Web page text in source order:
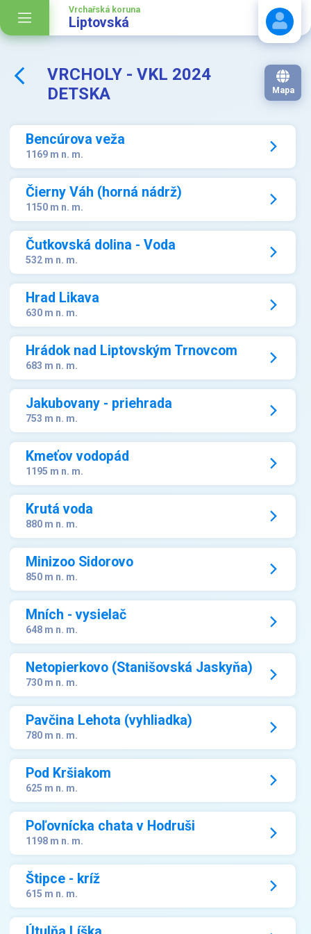
Vrchařská koruna
Liptovská
Stáhnout návod
VRCHOLY - VKL 2024
DETSKA
Mapa
Bencúrova veža
1169 m n. m.
Čierny Váh (horná nádrž)
1150 m n. m.
Čutkovská dolina - Voda
532 m n. m.
Hrad Likava
630 m n. m.
Hrádok nad Liptovským Trnovcom
683 m n. m.
Jakubovany - priehrada
753 m n. m.
Kmeťov vodopád
1195 m n. m.
Krutá voda
880 m n. m.
Minizoo Sidorovo
850 m n. m.
Mních - vysielač
648 m n. m.
Netopierkovo (Stanišovská Jaskyňa)
730 m n. m.
Pavčina Lehota (vyhliadka)
780 m n. m.
Pod Kršiakom
625 m n. m.
Poľovnícka chata v Hodruši
1198 m n. m.
Štipce - kríž
615 m n. m.